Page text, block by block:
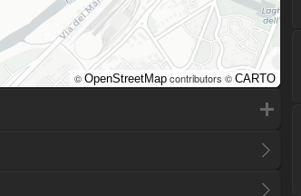
© OpenStreetMap contributors © CARTO